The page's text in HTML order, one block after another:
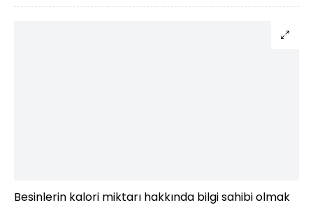
Besinlerin kalori miktarı hakkında bilgi sahibi olmak